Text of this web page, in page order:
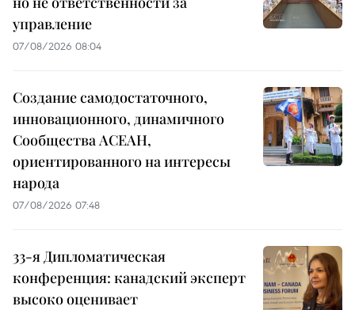
управление
07/08/2026 08:04
Создание самодостаточного,
инновационного, динамичного
Сообщества АСЕАН,
ориентированного на интересы
народа
07/08/2026 07:48
33-я Дипломатическая
конференция: канадский эксперт
высоко оценивает